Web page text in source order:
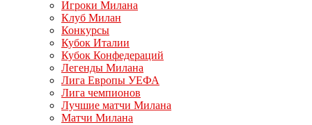
Игроки Милана
Клуб Милан
Конкурсы
Кубок Италии
Кубок Конфедераций
Легенды Милана
Лига Европы УЕФА
Лига чемпионов
Лучшие матчи Милана
Матчи Милана